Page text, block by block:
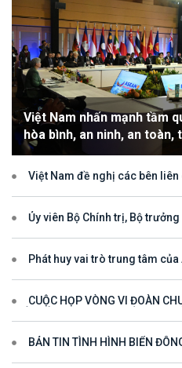
Việt Nam nhấn mạnh tầm
hòa bình, an ninh, an toàn,
không
Việt Nam đề nghị các bên
phán đối với vùng đặc quyền
ven biển
Ủy viên Bộ Chính trị, Bộ
Phát huy vai trò trung tâm
CUỘC HỌP VÒNG VI ĐOÀN
TRIỂN
BẢN TIN TÌNH HÌNH BIỂN